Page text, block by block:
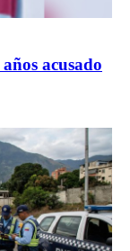
acusado